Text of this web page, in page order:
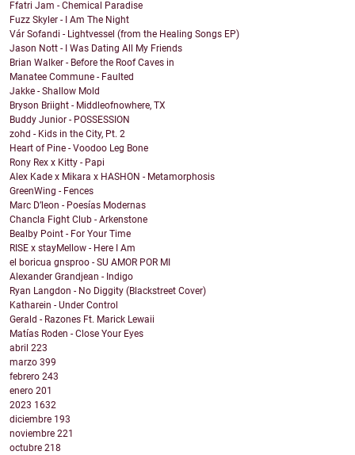
Ffatri Jam - Chemical Paradise
Fuzz Skyler - I Am The Night
Vár Sofandi - Lightvessel (from the Healing Songs EP)
Jason Nott - I Was Dating All My Friends
Brian Walker - Before the Roof Caves in
Manatee Commune - Faulted
Jakke - Shallow Mold
Bryson Briight - Middleofnowhere, TX
Buddy Junior - POSSESSION
zohd - Kids in the City, Pt. 2
Heart of Pine - Voodoo Leg Bone
Rony Rex x Kitty - Papi
Alex Kade x Mikara x HASHON - Metamorphosis
GreenWing - Fences
Marc D’leon - Poesías Modernas
Chancla Fight Club - Arkenstone
Bealby Point - For Your Time
RISE x stayMellow - Here I Am
el boricua gnsproo - SU AMOR POR MI
Alexander Grandjean - Indigo
Ryan Langdon - No Diggity (Blackstreet Cover)
Katharein - Under Control
Gerald - Razones Ft. Marick Lewaii
Matías Roden - Close Your Eyes
abril 223
marzo 399
febrero 243
enero 201
2023 1632
diciembre 193
noviembre 221
octubre 218